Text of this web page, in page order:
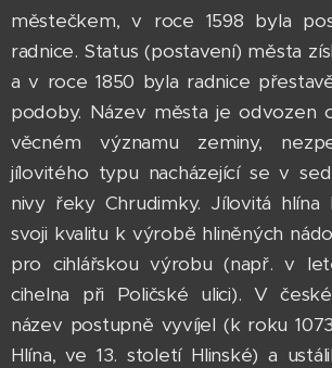
městečkem, v roce 1598 byla
radnice. Status (postavení) města
a v roce 1850 byla radnice
podoby. Název města je odvozen
věcném významu zeminy,
jílovitého typu nacházející se v
nivy řeky Chrudimky. Jílovitá
svoji kvalitu k výrobě hliněných
pro cihlářskou výrobu (např. v
cihelna při Poličské ulici). V
název postupně vyvíjel (k roku
Hlína, ve 13. století Hlinské) a